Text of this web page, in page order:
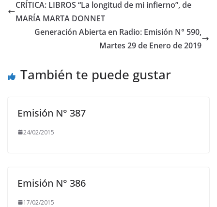
CRÍTICA: LIBROS “La longitud de mi infierno”, de
MARÍA MARTA DONNET
Generación Abierta en Radio: Emisión N° 590,
Martes 29 de Enero de 2019
También te puede gustar
Emisión N° 387
24/02/2015
Emisión N° 386
17/02/2015